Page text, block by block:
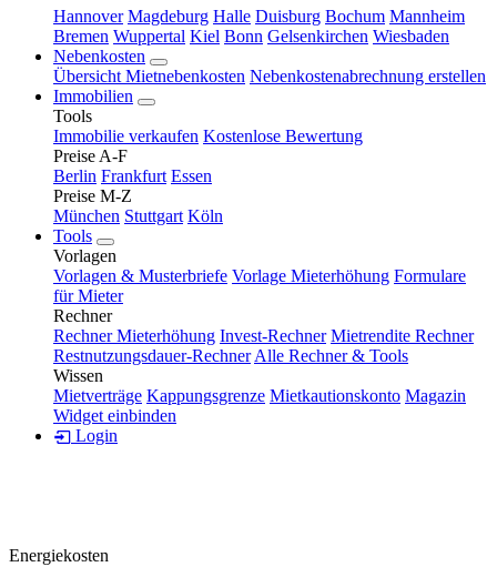
Hannover Magdeburg Halle Duisburg Bochum Mannheim
Bremen Wuppertal Kiel Bonn Gelsenkirchen Wiesbaden
Nebenkosten
Übersicht Mietnebenkosten Nebenkostenabrechnung erstellen
Immobilien
Tools
Immobilie verkaufen Kostenlose Bewertung
Preise A-F
Berlin Frankfurt Essen
Preise M-Z
München Stuttgart Köln
Tools
Vorlagen
Vorlagen & Musterbriefe Vorlage Mieterhöhung Formulare
für Mieter
Rechner
Rechner Mieterhöhung Invest-Rechner Mietrendite Rechner
Restnutzungsdauer-Rechner Alle Rechner & Tools
Wissen
Mietverträge Kappungsgrenze Mietkautionskonto Magazin
Widget einbinden
Login
Energiekosten